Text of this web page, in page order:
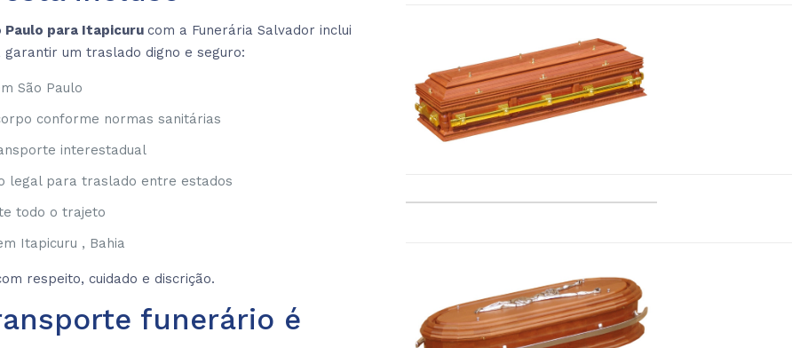
Paulo para Itapicurucom a Funerária Salvador inclui
um traslado digno e seguro:
São Paulo
conforme normas sanitárias
interestadual
legal para traslado entre estados
todo o trajeto
Itapicuru , Bahia
respeito, cuidado e discrição.
funerário é